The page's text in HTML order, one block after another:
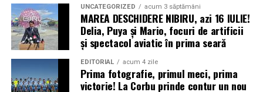
declarat oficial încheiat pe 10 noiembrie 2008, întrucât
scăderea duratei de expunere la soare și creșterea
frecvenței furtunilor de praf în locul în care se află
sonda nu i-au mai permis acesteia să-și încarce bateriile
solare
* Cu 6 ani în urmă (2020) a avut loc o explozie în zona
UNCATEGORIZED acum 3 săptămâni
MAREA DESCHIDERE NIBIRU, azi 16 IULIE!
Delia, Puya și Mario, focuri de artificii
și spectacol aviatic în prima seară
EDITORIAL acum 4 zile
Prima fotografie, primul meci, prima
victorie! La Corbu prinde contur un nou